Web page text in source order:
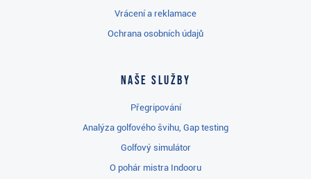
Vrácení a reklamace
Ochrana osobních údajů
Naše služby
Přegripování
Analýza golfového švihu, Gap testing
Golfový simulátor
O pohár mistra Indooru